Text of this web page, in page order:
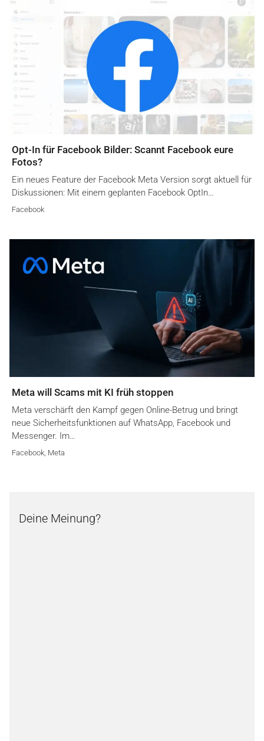
Opt-In für Facebook Bilder: Scannt Facebook eure
Fotos?
Ein neues Feature der Facebook Meta Version sorgt aktuell für
Diskussionen: Mit einem geplanten Facebook OptIn…
Facebook
Meta will Scams mit KI früh stoppen
Meta verschärft den Kampf gegen Online-Betrug und bringt
neue Sicherheitsfunktionen auf WhatsApp, Facebook und
Messenger. Im…
Facebook Meta
Deine Meinung?